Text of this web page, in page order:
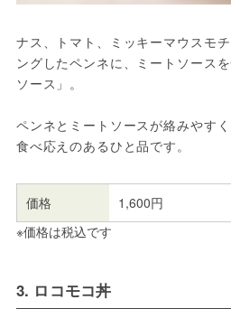
ナス、トマト、ミッキーマウスモ
ングしたペンネに、ミートソース
ソース」。
ペンネとミートソースが絡みやす
食べ応えのあるひと品です。
価格
1,600円
※価格は税込です
3. ロコモコ丼